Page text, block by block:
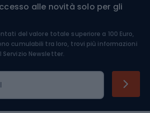
sport
ciclistico
alle novità solo per gli
del valore totale superiore a 100 Euro,
cumulabili tra loro, trovi più informazioni
Newsletter.